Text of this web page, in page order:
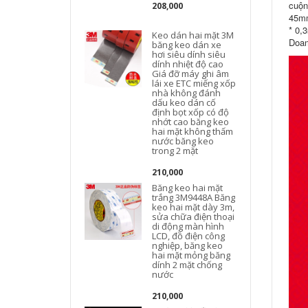
208,000
Keo dán hai mặt 3M
băng keo dán xe
hơi siêu dính siêu
dính nhiệt độ cao
Giá đỡ máy ghi âm
lái xe ETC miếng xốp
nhà không đánh
dấu keo dán cố
định bọt xốp có độ
nhớt cao băng keo
hai mặt không thấm
nước băng keo
trong 2 mặt
210,000
Băng keo hai mặt
trắng 3M9448A Băng
keo hai mặt dày 3m,
sửa chữa điện thoại
di động màn hình
LCD, đồ điện công
nghiệp, băng keo
hai mặt mỏng băng
dính 2 mặt chống
nước
210,000
*